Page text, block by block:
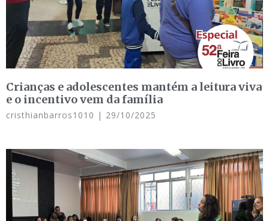
Crianças e adolescentes mantém a leitura viva
e o incentivo vem da família
cristhianbarros1010 29/10/2025